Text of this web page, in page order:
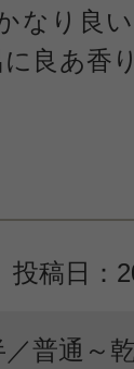
なり良
良あ香
投稿日：
普通～